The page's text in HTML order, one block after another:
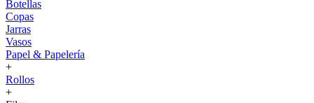
Botellas
Copas
Jarras
Vasos
Papel & Papelería
+
Rollos
+